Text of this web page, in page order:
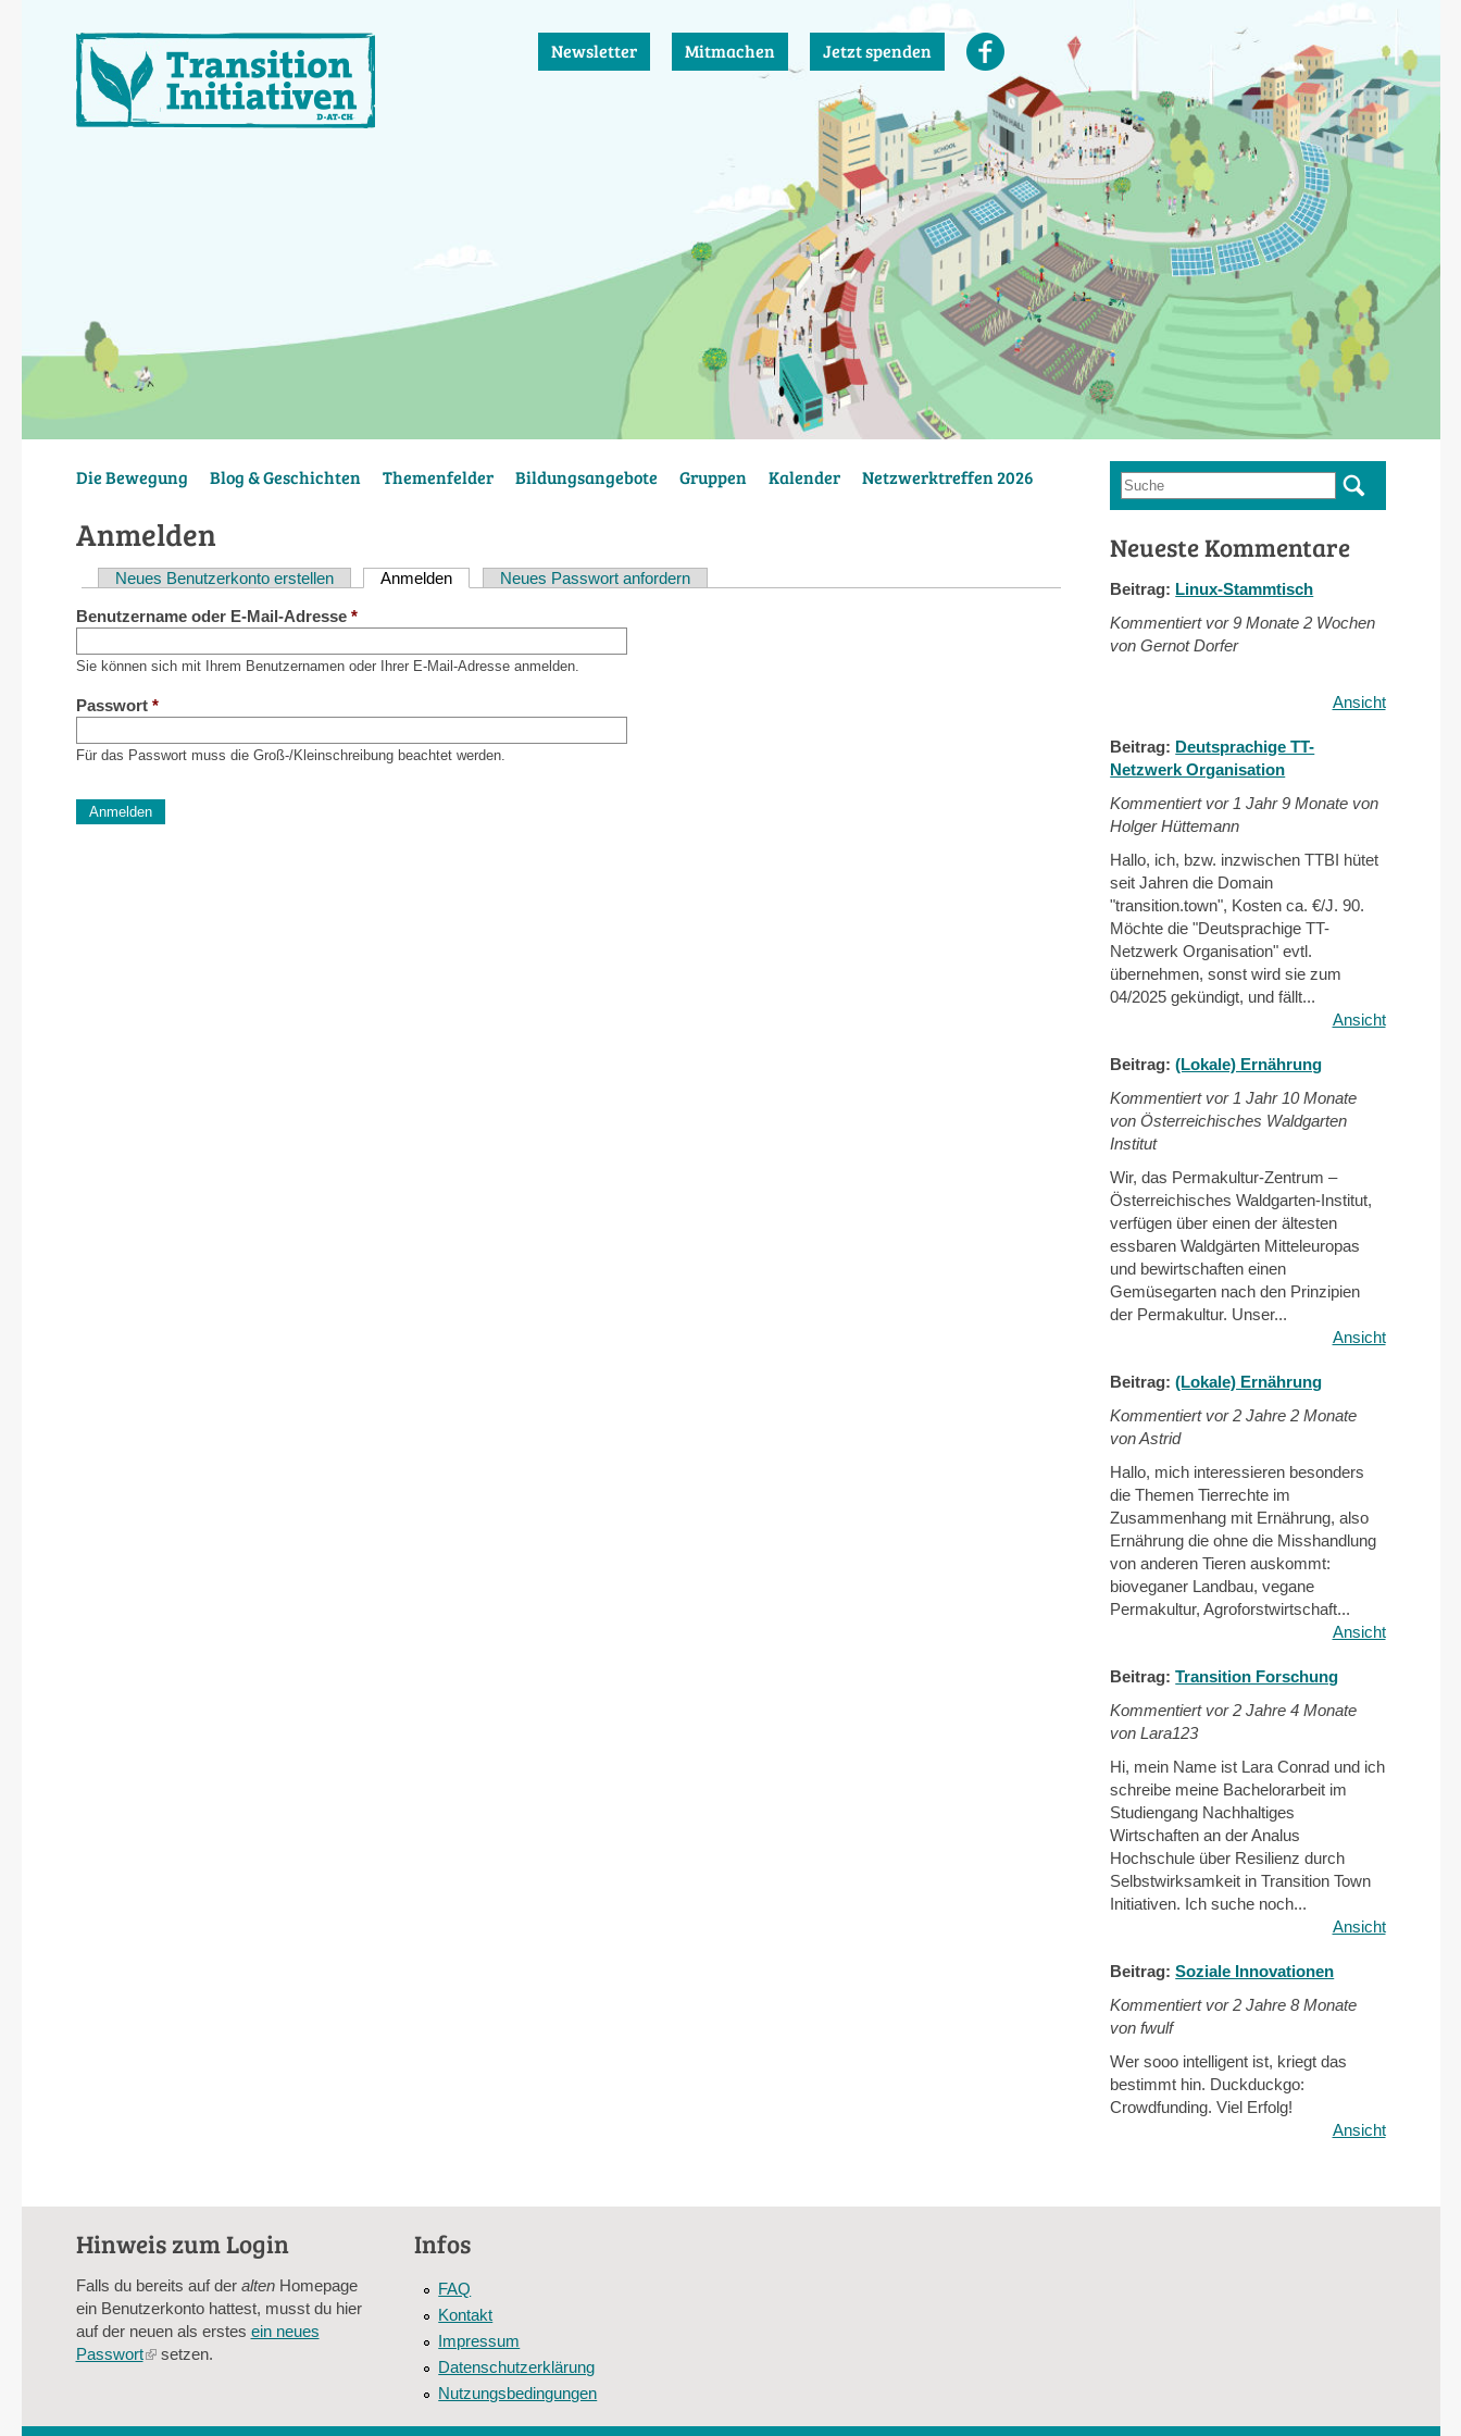
Newsletter Mitmachen Jetzt spenden
Die Bewegung Blog & Geschichten Themenfelder Bildungsangebote Gruppen Kalender Netzwerktreffen 2026
Anmelden
Haupt-
Reiter
Neues Benutzerkonto erstellen Anmelden (aktiver Reiter)
Neues Passwort anfordern
Benutzername oder E-Mail-Adresse *
Sie können sich mit Ihrem Benutzernamen oder Ihrer E-Mail-Adresse anmelden.
Passwort *
Für das Passwort muss die Groß-/Kleinschreibung beachtet werden.
Diese Sicherheitsfrage überprüft, ob Sie ein menschlicher Besucher sind und
Suchformular
Suche
Neueste Kommentare
Beitrag: Linux-Stammtisch
Kommentiert vor9 Monate 2 Wochen
von Gernot Dorfer
Ansicht
Beitrag: Deutsprachige TT-
Netzwerk Organisation
Kommentiert vor 1 Jahr 9 Monate von
Holger Hüttemann
Hallo, ich, bzw. inzwischen TTBI hütet
seit Jahren die Domain
"transition.town", Kosten ca. €/J. 90.
Möchte die "Deutsprachige TT-
Netzwerk Organisation" evtl.
übernehmen, sonst wird sie zum
04/2025 gekündigt, und fällt...
Ansicht
Beitrag:(Lokale) Ernährung
Kommentiert vor 1 Jahr 10 Monate
von Österreichisches Waldgarten
Institut
Wir, das Permakultur-Zentrum –
Österreichisches Waldgarten-Institut,
verfügen über einen der ältesten
essbaren Waldgärten Mitteleuropas
und bewirtschaften einen
Gemüsegarten nach den Prinzipien
der Permakultur. Unser...
Ansicht
Beitrag:(Lokale) Ernährung
Kommentiert vor2 Jahre 2 Monate
von Astrid
Hallo, mich interessieren besonders
die Themen Tierrechte im
Zusammenhang mit Ernährung, also
Ernährung die ohne die Misshandlung
von anderen Tieren auskommt:
bioveganer Landbau, vegane
Permakultur, Agroforstwirtschaft...
Ansicht
Beitrag:Transition Forschung
Kommentiert vor2 Jahre 4 Monate
von Lara123
Hi, mein Name ist Lara Conrad und ich
schreibe meine Bachelorarbeit im
Studiengang Nachhaltiges
Wirtschaften an der Analus
Hochschule über Resilienz durch
Selbstwirksamkeit in Transition Town
Initiativen. Ich suche noch...
Ansicht
Beitrag:Soziale Innovationen
Kommentiert vor2 Jahre 8 Monate
von fwulf
Wer sooo intelligent ist, kriegt das
bestimmt hin. Duckduckgo:
Crowdfunding. Viel Erfolg!
Ansicht
Hinweis zum Login
Falls du bereits auf der altenHomepage
ein Benutzerkonto hattest, musst du hier
auf der neuen als erstes ein neues
Passwort(linksetzen.
Infos
FAQ
Kontakt
Impressum
Datenschutzerklärung
Nutzungsbedingungen